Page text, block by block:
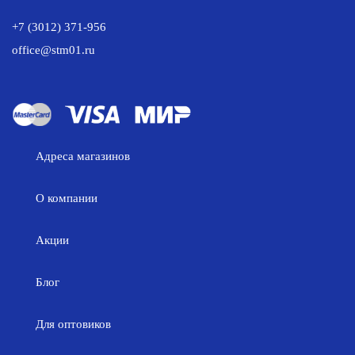
+7 (3012) 371-956
office@stm01.ru
Адреса магазинов
О компании
Акции
Блог
Для оптовиков